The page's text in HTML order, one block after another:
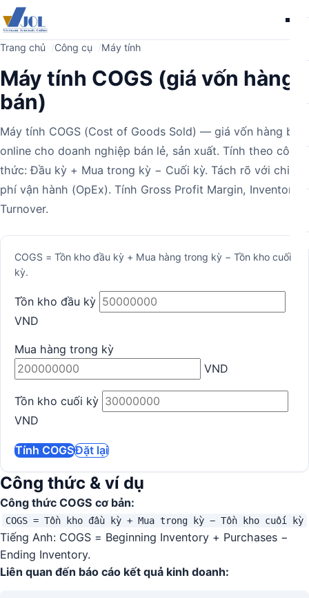
Trang chủ Công cụ Máy tính
Máy tính COGS (giá vốn hàng
bán)
Máy tính COGS (Cost of Goods Sold) — giá vốn hàng bán
online cho doanh nghiệp bán lẻ, sản xuất. Tính theo công
thức: Đầu kỳ + Mua trong kỳ − Cuối kỳ. Tách rõ với chi
phí vận hành (OpEx). Tính Gross Profit Margin, Inventory
Turnover.
Máy
tính
COGS = Tồn kho đầu kỳ + Mua hàng trong kỳ − Tồn kho cuối
kỳ.
Tồn kho đầu kỳ
VND
Mua hàng trong kỳ
VND
Tồn kho cuối kỳ
VND
Tính COGSĐặt lại
Công thức & ví dụ
Công thức COGS cơ bản:
COGS = Tồn kho đầu kỳ + Mua trong kỳ − Tồn kho cuối kỳ
Tiếng Anh: COGS = Beginning Inventory + Purchases −
Ending Inventory.
Liên quan đến báo cáo kết quả kinh doanh: